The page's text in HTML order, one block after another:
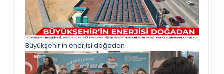
Büyükşehir’in enerjisi doğadan